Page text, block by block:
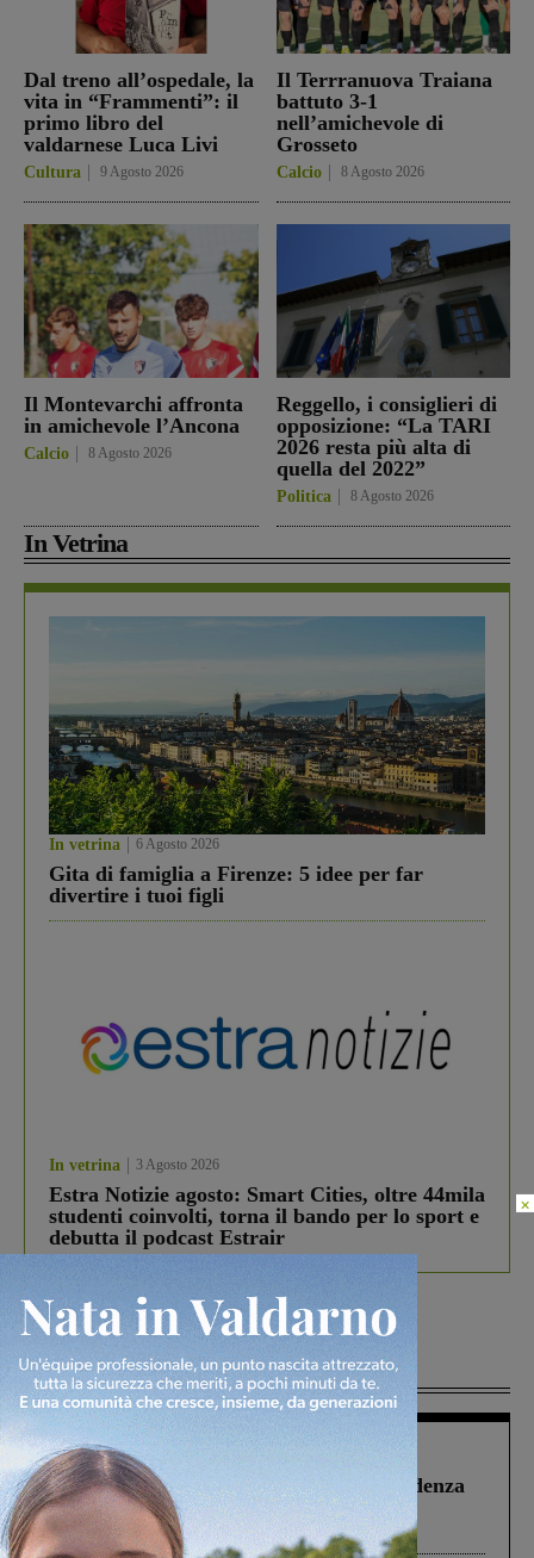
Dal treno all’ospedale, la
vita in “Frammenti”: il
primo libro del
valdarnese Luca Livi
Cultura 9 Agosto 2026
Il Terrranuova Traiana
battuto 3-1
nell’amichevole di
Grosseto
Calcio 8 Agosto 2026
Il Montevarchi affronta
in amichevole l’Ancona
Calcio 8 Agosto 2026
Reggello, i consiglieri di
opposizione: “La TARI
2026 resta più alta di
quella del 2022”
Politica 8 Agosto 2026
In Vetrina
In vetrina 6 Agosto 2026
Gita di famiglia a Firenze: 5 idee per far
divertire i tuoi figli
In vetrina 3 Agosto 2026
Estra Notizie agosto: Smart Cities, oltre 44mila
studenti coinvolti, torna il bando per lo sport e
debutta il podcast Estrair
Più lette
Figline Incisa Valdarno 1 Agosto 2026
Piscina di Figline finanziata oltre la scadenza
Pnrr, il gruppo di Fratelli d’Italia: “Un
ringraziamento al Governo”
×